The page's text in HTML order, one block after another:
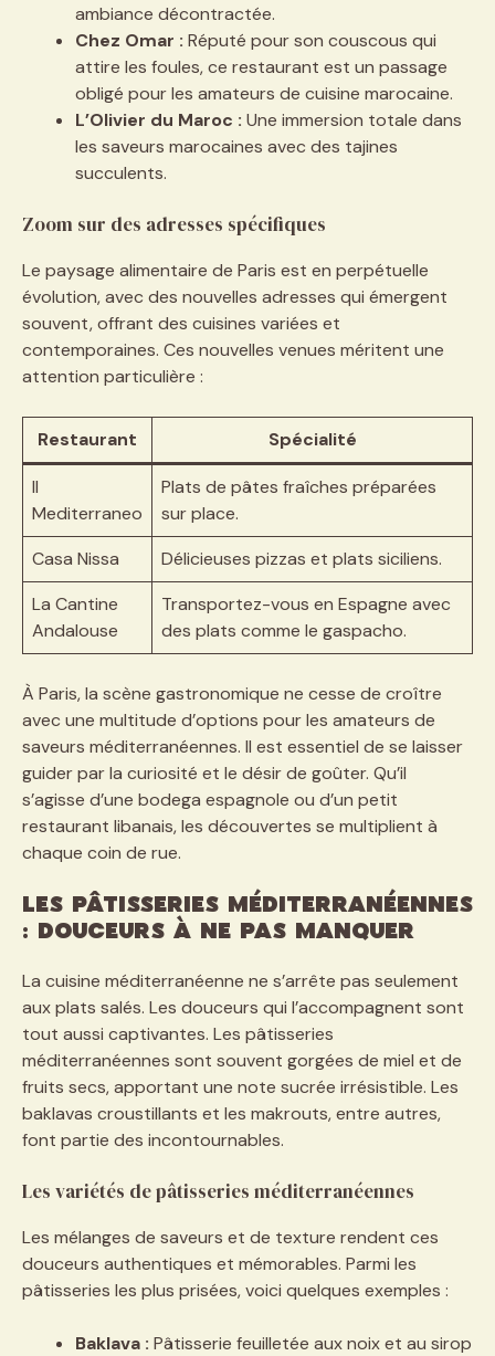
ambiance décontractée.
Chez Omar : Réputé pour son couscous qui
attire les foules, ce restaurant est un passage
obligé pour les amateurs de cuisine marocaine.
L’Olivier du Maroc : Une immersion totale dans
les saveurs marocaines avec des tajines
succulents.
Zoom sur des adresses spécifiques
Le paysage alimentaire de Paris est en perpétuelle
évolution, avec des nouvelles adresses qui émergent
souvent, offrant des cuisines variées et
contemporaines. Ces nouvelles venues méritent une
attention particulière :
Restaurant Spécialité
Il
Mediterraneo
Plats de pâtes fraîches préparées
sur place.
Casa Nissa
Délicieuses pizzas et plats siciliens.
La Cantine
Andalouse
Transportez-vous en Espagne avec
des plats comme le gaspacho.
À Paris, la scène gastronomique ne cesse de croître
avec une multitude d’options pour les amateurs de
saveurs méditerranéennes. Il est essentiel de se laisser
guider par la curiosité et le désir de goûter. Qu’il
s’agisse d’une bodega espagnole ou d’un petit
restaurant libanais, les découvertes se multiplient à
chaque coin de rue.
Les Pâtisseries Méditerranéennes
: Douceurs à Ne Pas Manquer
La cuisine méditerranéenne ne s’arrête pas seulement
aux plats salés. Les douceurs qui l’accompagnent sont
tout aussi captivantes. Les pâtisseries
méditerranéennes sont souvent gorgées de miel et de
fruits secs, apportant une note sucrée irrésistible. Les
baklavas croustillants et les makrouts, entre autres,
font partie des incontournables.
Les variétés de pâtisseries méditerranéennes
Les mélanges de saveurs et de texture rendent ces
douceurs authentiques et mémorables. Parmi les
pâtisseries les plus prisées, voici quelques exemples :
Baklava : Pâtisserie feuilletée aux noix et au sirop